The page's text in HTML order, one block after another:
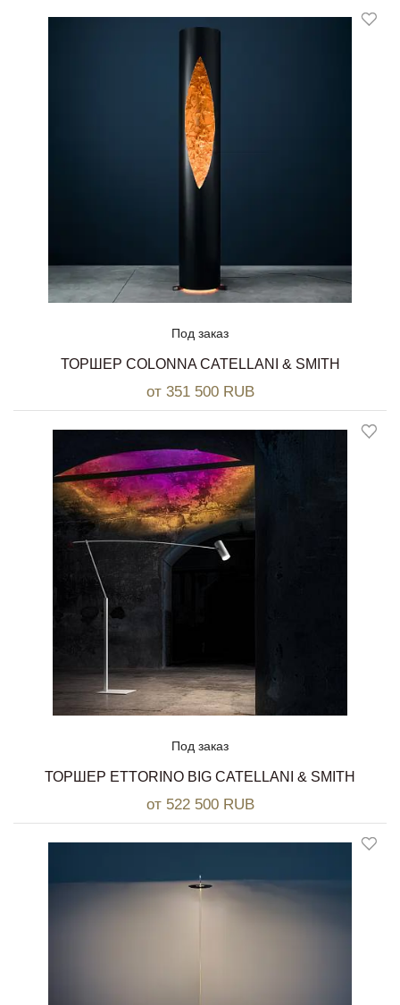
Под заказ
ТОРШЕР COLONNA CATELLANI & SMITH
от 351 500 RUB
Под заказ
ТОРШЕР ETTORINO BIG CATELLANI & SMITH
от 522 500 RUB